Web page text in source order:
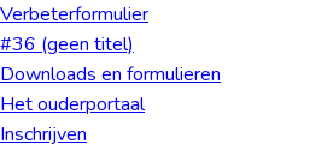
Verbeterformulier
#36 (geen titel)
Downloads en formulieren
Het ouderportaal
Inschrijven